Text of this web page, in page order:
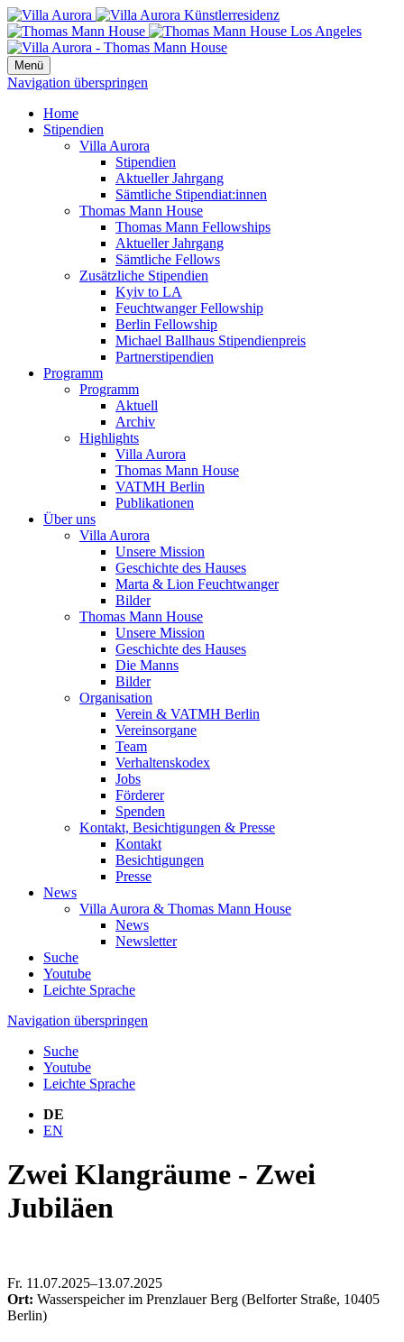
Menü
Navigation überspringen
Home
Stipendien
Villa Aurora
Stipendien
Aktueller Jahrgang
Sämtliche Stipendiat:innen
Thomas Mann House
Thomas Mann Fellowships
Aktueller Jahrgang
Sämtliche Fellows
Zusätzliche Stipendien
Kyiv to LA
Feuchtwanger Fellowship
Berlin Fellowship
Michael Ballhaus Stipendienpreis
Partnerstipendien
Programm
Programm
Aktuell
Archiv
Highlights
Villa Aurora
Thomas Mann House
VATMH Berlin
Publikationen
Über uns
Villa Aurora
Unsere Mission
Geschichte des Hauses
Marta & Lion Feuchtwanger
Bilder
Thomas Mann House
Unsere Mission
Geschichte des Hauses
Die Manns
Bilder
Organisation
Verein & VATMH Berlin
Vereinsorgane
Team
Verhaltenskodex
Jobs
Förderer
Spenden
Kontakt, Besichtigungen & Presse
Kontakt
Besichtigungen
Presse
News
Villa Aurora & Thomas Mann House
News
Newsletter
Suche
Youtube
Leichte Sprache
Navigation überspringen
Suche
Youtube
Leichte Sprache
DE
EN
Zwei Klangräume - Zwei
Jubiläen
Fr. 11.07.2025–13.07.2025
Ort: Wasserspeicher im Prenzlauer Berg (Belforter Straße, 10405
Berlin)